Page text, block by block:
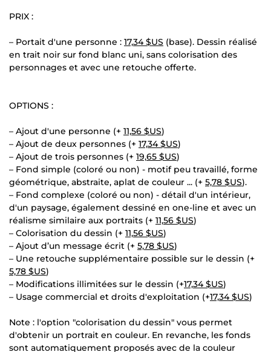
PRIX :
– Portait d'une personne : 17,34 $US (base). Dessin réalisé
en trait noir sur fond blanc uni, sans colorisation des
personnages et avec une retouche offerte.
OPTIONS :
– Ajout d'une personne (+ 11,56 $US)
– Ajout de deux personnes (+ 17,34 $US)
– Ajout de trois personnes (+ 19,65 $US)
– Fond simple (coloré ou non) - motif peu travaillé, forme
géométrique, abstraite, aplat de couleur ... (+ 5,78 $US).
– Fond complexe (coloré ou non) - détail d'un intérieur,
d'un paysage, également dessiné en one-line et avec un
réalisme similaire aux portraits (+ 11,56 $US)
– Colorisation du dessin (+ 11,56 $US)
– Ajout d’un message écrit (+ 5,78 $US)
– Une retouche supplémentaire possible sur le dessin (+
5,78 $US)
– Modifications illimitées sur le dessin (+17,34 $US)
– Usage commercial et droits d'exploitation (+17,34 $US)
Note : l'option "colorisation du dessin" vous permet
d'obtenir un portrait en couleur. En revanche, les fonds
sont automatiquement proposés avec de la couleur